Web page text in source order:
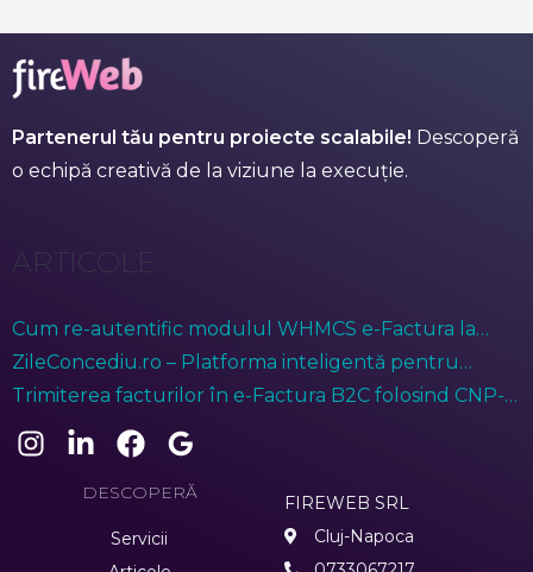
Partenerul tău pentru proiecte scalabile! Descoperă
o echipă creativă de la viziune la execuție.
ARTICOLE
Cum re-autentific modulul WHMCS e-Factura la
ANAF?
ZileConcediu.ro – Platforma inteligentă pentru
gestionarea prezenței angajaților
Trimiterea facturilor în e-Factura B2C folosind CNP-ul
anonimizat (treisprezece de zero)
DESCOPERĂ
Servicii
FIREWEB SRL
Cluj-Napoca